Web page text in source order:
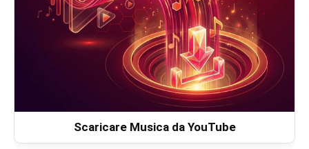
Scaricare Musica da YouTube